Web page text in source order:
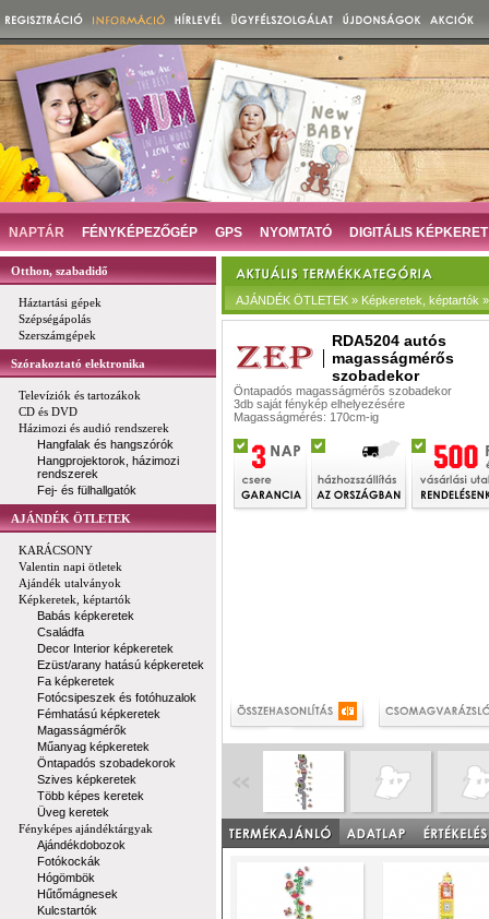
NAPTÁR FÉNYKÉPEZŐGÉP GPS NYOMTATÓ DIGITÁLIS KÉPKERET
Otthon, szabadidő
Háztartási gépek
Szépségápolás
Szerszámgépek
Szórakoztató elektronika
Televíziók és tartozákok
CD és DVD
Házimozi és audió rendszerek
Hangfalak és hangszórók
Hangprojektorok, házimozi
rendszerek
Fej- és fülhallgatók
AJÁNDÉK ÖTLETEK
KARÁCSONY
Valentin napi ötletek
Ajándék utalványok
Képkeretek, képtartók
Babás képkeretek
Családfa
Decor Interior képkeretek
Ezüst/arany hatású képkeretek
Fa képkeretek
Fotócsipeszek és fotóhuzalok
Fémhatású képkeretek
Magasságmérők
Műanyag képkeretek
Öntapadós szobadekorok
Szives képkeretek
Több képes keretek
Üveg keretek
Fényképes ajándéktárgyak
Ajándékdobozok
Fotókockák
Hógömbök
Hűtőmágnesek
Kulcstartók
AJÁNDÉK ÖTLETEK » Képkeretek, képtartók
RDA5204 autós
magasságmérős
szobadekor
Öntapadós magasságmérős szobadekor
3db saját fénykép elhelyezésére
Magasságmérés: 170cm-ig